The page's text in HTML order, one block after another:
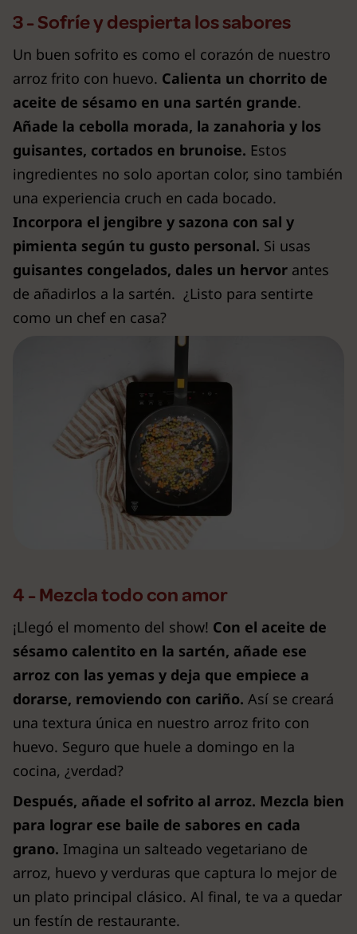
3 - Sofríe y despierta los sabores
Un buen sofrito es como el corazón de nuestro
arroz frito con huevo. Calienta un chorrito de
aceite de sésamo en una sartén grande.
Añade la cebolla morada, la zanahoria y los
guisantes, cortados en brunoise. Estos
ingredientes no solo aportan color, sino también
una experiencia cruch en cada bocado.
Incorpora el jengibre y sazona con sal y
pimienta según tu gusto personal. Si usas
guisantes congelados, dales un hervor antes
de añadirlos a la sartén. ¿Listo para sentirte
como un chef en casa?
4 - Mezcla todo con amor
¡Llegó el momento del show! Con el aceite de
sésamo calentito en la sartén, añade ese
arroz con las yemas y deja que empiece a
dorarse, removiendo con cariño. Así se creará
una textura única en nuestro arroz frito con
huevo. Seguro que huele a domingo en la
cocina, ¿verdad?
Después, añade el sofrito al arroz. Mezcla bien
para lograr ese baile de sabores en cada
grano. Imagina un salteado vegetariano de
arroz, huevo y verduras que captura lo mejor de
un plato principal clásico. Al final, te va a quedar
un festín de restaurante.